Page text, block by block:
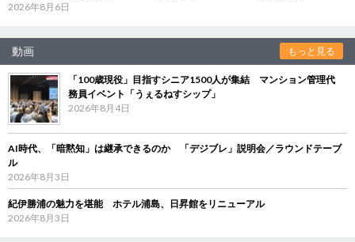
2026年8月6日
動画 もっと見る
「100歳現役」目指すシニア1500人が集結 マンション管理代
務員イベント「うぇるねすシップ」
2026年8月4日
AI時代、「暗黙知」は継承できるのか 「デジブレ」説明会／ラウンドテーブ
ル
2026年8月3日
紀伊勝浦の魅力を堪能 ホテル浦島、日昇館をリニューアル
2026年8月3日